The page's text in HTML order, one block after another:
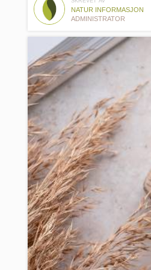
NATUR INFORMASJON
ADMINISTRATOR